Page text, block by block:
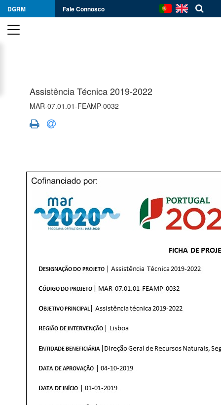
DGRM Fale Connosco
Assistência Técnica 2019-2022
MAR-07.01.01-FEAMP-0032